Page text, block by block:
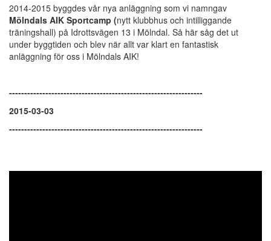
2014-2015 byggdes vår nya anläggning som vi namngav
Mölndals AIK Sportcamp (nytt klubbhus och intilliggande
träningshall) på Idrottsvägen 13 i Mölndal. Så här såg det ut
under byggtiden och blev när allt var klart en fantastisk
anläggning för oss i Mölndals AIK!
----------------------------------------------------------------
2015-03-03
----------------------------------------------------------------